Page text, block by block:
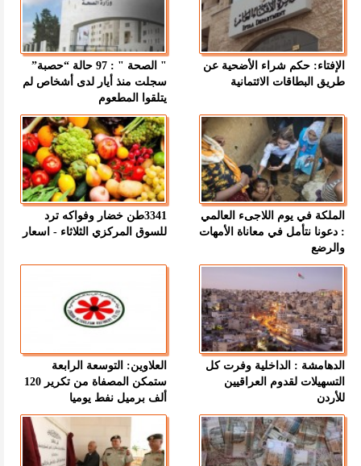
الإفتاء: حكم شراء الأضحية عن
طريق البطاقات الائتمانية
" الصحة " : 97 حالة “حصبة”
سجلت منذ أيار لدى أشخاص لم
يتلقوا المطعوم
الملكة في يوم اللاجىء العالمي
: دعونا نتأمل في معاناة الأمهات
والرضع
3341طن خضار وفواكه ترد
للسوق المركزي الثلاثاء - اسعار
الدهامشة : الداخلية وفرت كل
التسهيلات لقدوم العراقيين
للأردن
العلاوين: التوسعة الرابعة
ستمكن المصفاة من تكرير 120
ألف برميل نفط يوميا